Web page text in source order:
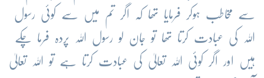
سے مخاطب ہوکر فرمایا تھا کہ اگر تم میں سے کوئی رسول
اللہ کی عبادت کرتا تھا تو جان لو رسول اللہ پردہ فرما چکے
ہیں اور اگر کوئی اللہ تعالیٰ کی عبادت کرتا ہے تو اللہ تعالیٰ